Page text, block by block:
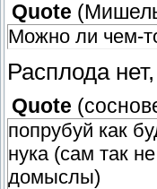
Quote (
Можно ли чем-
Расплода
Quote (
попрубуй как
нука (сам так
домыслы)